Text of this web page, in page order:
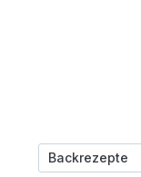
Backrezepte